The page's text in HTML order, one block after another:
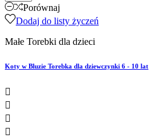
Porównaj
Dodaj do listy życzeń
Małe Torebki dla dzieci
Koty w Bluzie Torebka dla dziewczynki 6 - 10 lat



